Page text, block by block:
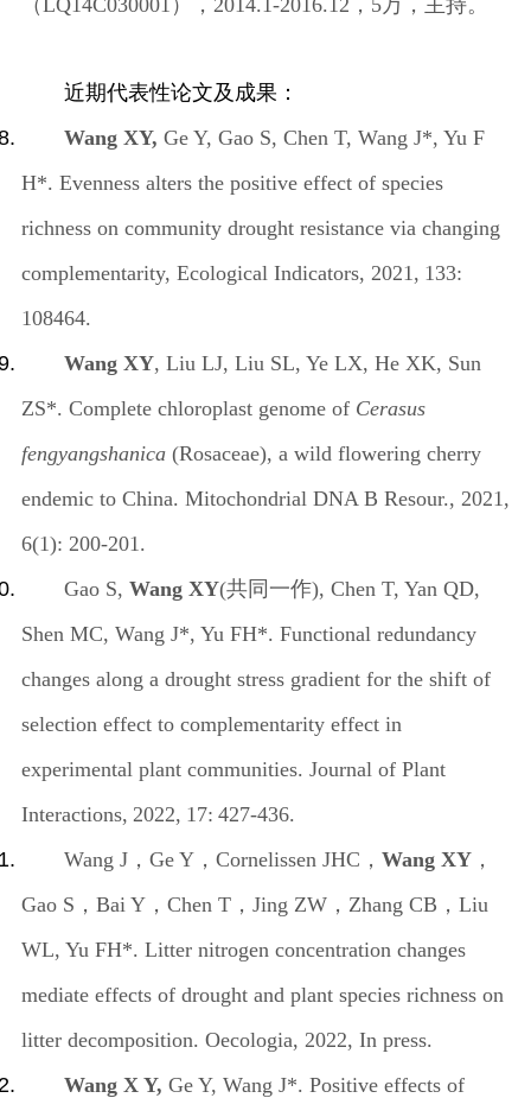
近期代表性论文及成果：
Wang XY, Ge Y, Gao S, Chen T, Wang J*, Yu F
H*. Evenness alters the positive effect of species
richness on community drought resistance via changing
complementarity, Ecological Indicators, 2021, 133:
108464.
Wang XY, Liu LJ, Liu SL, Ye LX, He XK, Sun
ZS*. Complete chloroplast genome of Cerasus
fengyangshanica(Rosaceae), a wild flowering cherry
endemic to China. Mitochondrial DNA B Resour., 2021 ,
6(1): 200-201.
Gao S, Wang XY(共同一作), Chen T, Yan QD,
Shen MC, Wang J*, Yu FH*. Functional redundancy
changes along a drought stress gradient for the shift of
selection effect to complementarity effect in
experimental plant communities. Journal of Plant
Interactions, 2022, 17: 427-436.
Wang J， Ge Y， Cornelissen JHC ， Wang XY，
Gao S ， Bai Y， Chen T， Jing ZW， Zhang CB ， Liu
WL, Yu FH*. Litter nitrogen concentration changes
mediate effects of drought and plant species richness on
litter decomposition. Oecologia, 2022, In press.
Wang X Y, Ge Y, Wang J*. Positive effects of